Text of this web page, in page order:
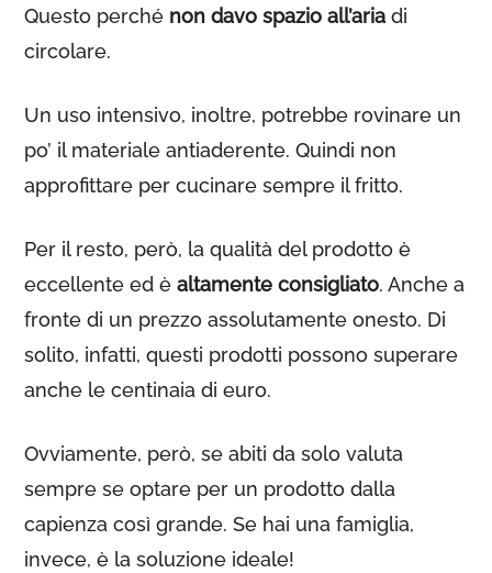
Questo perché non davo spazio all’aria di
circolare.
Un uso intensivo, inoltre, potrebbe rovinare un
po’ il materiale antiaderente. Quindi non
approfittare per cucinare sempre il fritto.
Per il resto, però, la qualità del prodotto è
eccellente ed èaltamente consigliato. Anche a
fronte di un prezzo assolutamente onesto. Di
solito, infatti, questi prodotti possono superare
anche le centinaia di euro.
Ovviamente, però, se abiti da solo valuta
sempre se optare per un prodotto dalla
capienza così grande. Se hai una famiglia,
invece, è la soluzione ideale!